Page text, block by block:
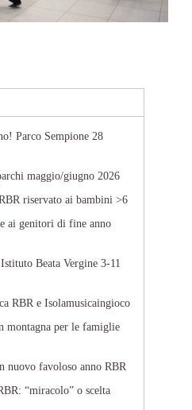
Parco Sempione 28
maggio/giugno 2026
riservato ai bambini >6
ai genitori di fine anno
Beata Vergine 3-11
RBR e Isolamusicaingioco
montagna per le famiglie
nuovo favoloso anno RBR
“miracolo” o scelta